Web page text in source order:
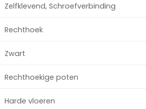
Zelfklevend, Schroefverbinding
Rechthoek
Zwart
Rechthoekige poten
Harde vloeren